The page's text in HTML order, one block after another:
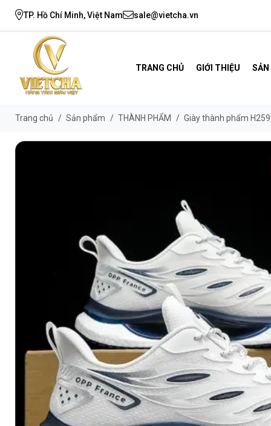
TP. Hồ Chí Minh, Việt Nam sale@vietcha.vn
TRANG CHỦ GIỚI THIỆU
Trang chủ / Sản phẩm / THÀNH PHẨM / Giày thành phẩm